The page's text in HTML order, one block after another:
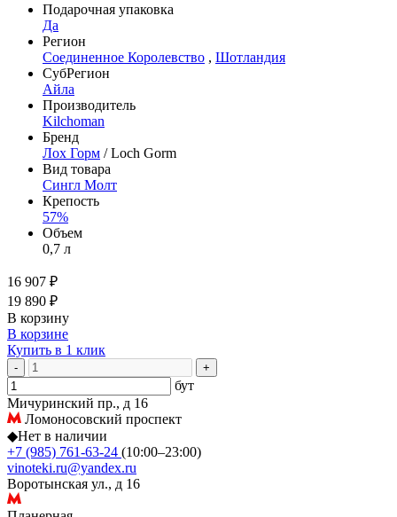
Подарочная упаковка
Да
Регион
Соединенное Королевство , Шотландия
СубРегион
Айла
Производитель
Kilchoman
Бренд
Лох Горм / Loch Gorm
Вид товара
Сингл Молт
Крепость
57%
Объем
0,7 л
16 907 ₽
19 890 ₽
В корзину
В корзине
Купить в 1 клик
- +
бут
Мичуринский пр., д 16
Ломоносовский проспект
◆Нет в наличии
+7 (985) 761-63-24 (10:00–23:00)
vinoteki.ru@yandex.ru
Воротынская ул., д 16